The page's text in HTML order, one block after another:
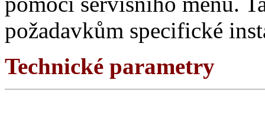
požadavkům specifické
Technické parametry